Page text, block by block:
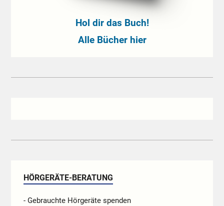
Hol dir das Buch!
Alle Bücher hier
HÖRGERÄTE-BERATUNG
- Gebrauchte Hörgeräte spenden